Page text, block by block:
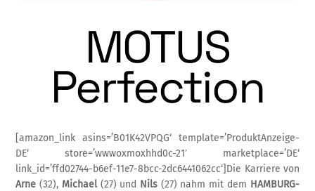
MOTUS
Perfection
[amazon_link asins=’B01K42VPQG‘ template=’ProduktAnzeige-
DE‘ store=’wwwoxmoxhhd0c-21′ marketplace=’DE‘
link_id=’ffd02744-b6ef-11e7-8bcc-2dc6441062cc‘]Die Karriere von
Arne (32), Michael(27) und Nils (27) nahm mit dem HAMBURG-